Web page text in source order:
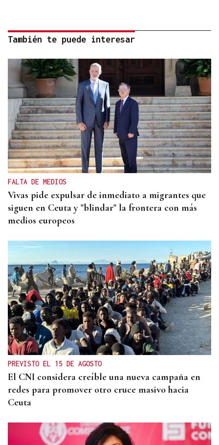
También te puede interesar
FALTA DE MEDIOS
Vivas pide expulsar de inmediato a migrantes que
siguen en Ceuta y "blindar" la frontera con más
medios europeos
PREVISTO EL 15 DE AGOSTO
El CNI considera creíble una nueva campaña en
redes para promover otro cruce masivo hacia
Ceuta